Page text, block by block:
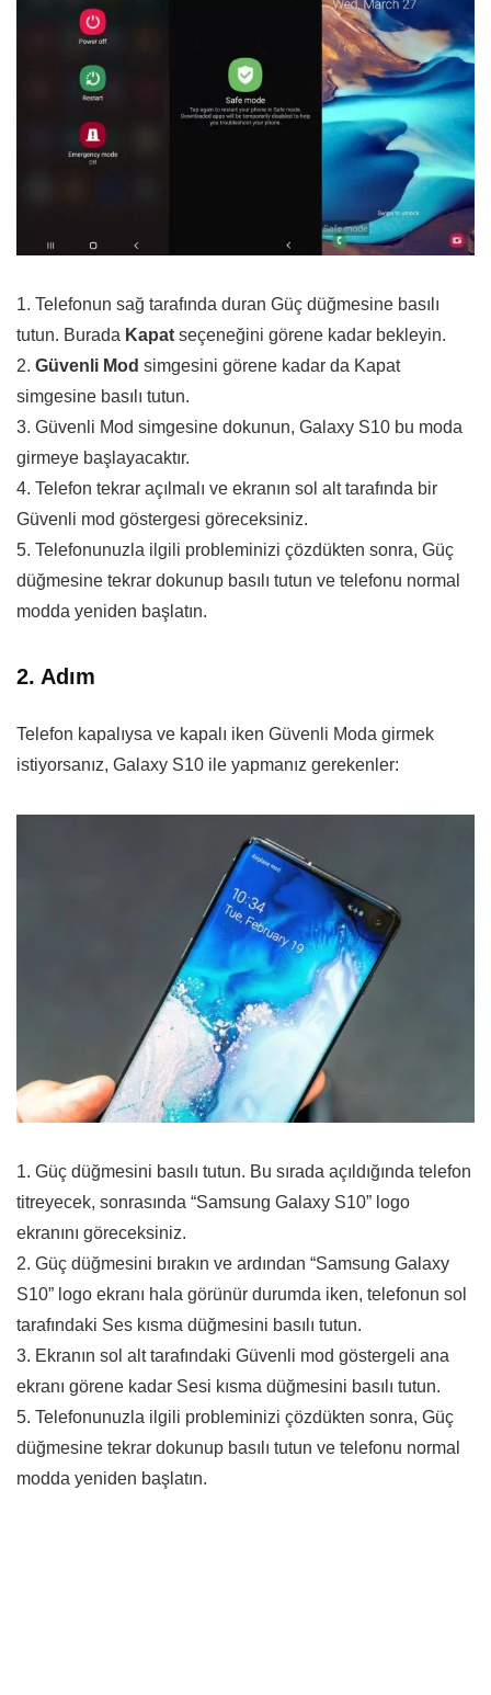
1. Telefonun sağ tarafında duran Güç düğmesine basılı
tutun. Burada Kapat seçeneğini görene kadar bekleyin.
2. Güvenli Mod simgesini görene kadar da Kapat
simgesine basılı tutun.
3. Güvenli Mod simgesine dokunun, Galaxy S10 bu moda
girmeye başlayacaktır.
4. Telefon tekrar açılmalı ve ekranın sol alt tarafında bir
Güvenli mod göstergesi göreceksiniz.
5. Telefonunuzla ilgili probleminizi çözdükten sonra, Güç
düğmesine tekrar dokunup basılı tutun ve telefonu normal
modda yeniden başlatın.
2. Adım
Telefon kapalıysa ve kapalı iken Güvenli Moda girmek
istiyorsanız, Galaxy S10 ile yapmanız gerekenler:
1. Güç düğmesini basılı tutun. Bu sırada açıldığında telefon
titreyecek, sonrasında “Samsung Galaxy S10” logo
ekranını göreceksiniz.
2. Güç düğmesini bırakın ve ardından “Samsung Galaxy
S10” logo ekranı hala görünür durumda iken, telefonun sol
tarafındaki Ses kısma düğmesini basılı tutun.
3. Ekranın sol alt tarafındaki Güvenli mod göstergeli ana
ekranı görene kadar Sesi kısma düğmesini basılı tutun.
5. Telefonunuzla ilgili probleminizi çözdükten sonra, Güç
düğmesine tekrar dokunup basılı tutun ve telefonu normal
modda yeniden başlatın.